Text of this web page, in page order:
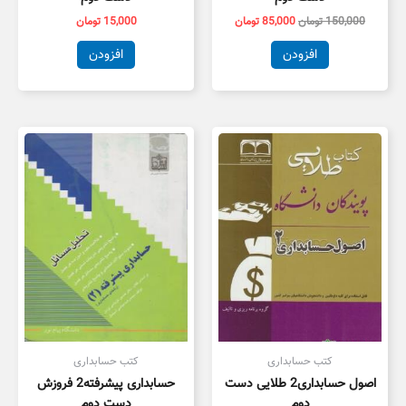
150,000تومان85,000تومان
افزودن
15,000 تومان
افزودن
کتب حسابداری
اصول حسابداری2 طلایی دست
کتب حسابداری
حسابداری پیشرفته2 فروزش